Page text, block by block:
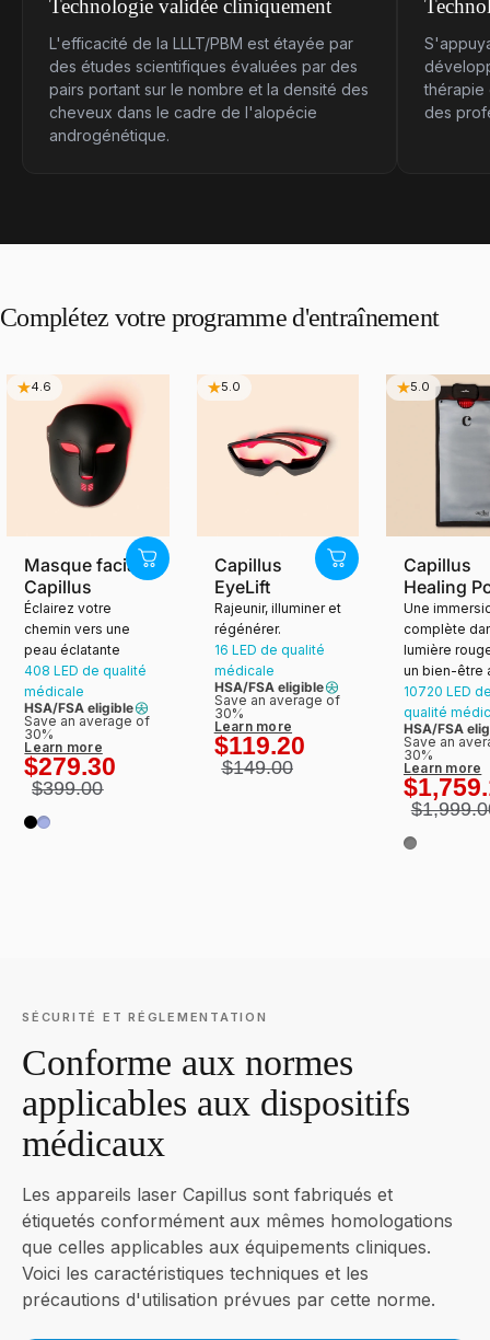
Technologie validée cliniquement
L'efficacité de la LLLT/PBM est étayée par
des études scientifiques évaluées par des
pairs portant sur le nombre et la densité des
cheveux dans le cadre de l'alopécie
androgénétique.
thérapie
des
Complétez votre programme d'entraînement
4.6
Masque facial
Capillus
Éclairez votre
chemin vers une
peau éclatante
408 LED de qualité
médicale
HSA/FSA eligible
Save an average of
30%
Learn more
$279.30
$399.00
NoirLilas
5.0
Capillus
EyeLift
Rajeunir, illuminer et
régénérer.
16 LED de qualité
médicale
HSA/FSA eligible
Save an average of
30%
Learn more
$119.20
$149.00
5.0
Capillus
Healing
Une
complète
lumière
un bien-être
10720 LED
qualité
HSA/FSA
Save an
30%
Learn more
Gris
SÉCURITÉ ET RÉGLEMENTATION
Conforme aux normes
applicables aux dispositifs
médicaux
Les appareils laser Capillus sont fabriqués et
étiquetés conformément aux mêmes homologations
que celles applicables aux équipements cliniques.
Voici les caractéristiques techniques et les
précautions d'utilisation prévues par cette norme.